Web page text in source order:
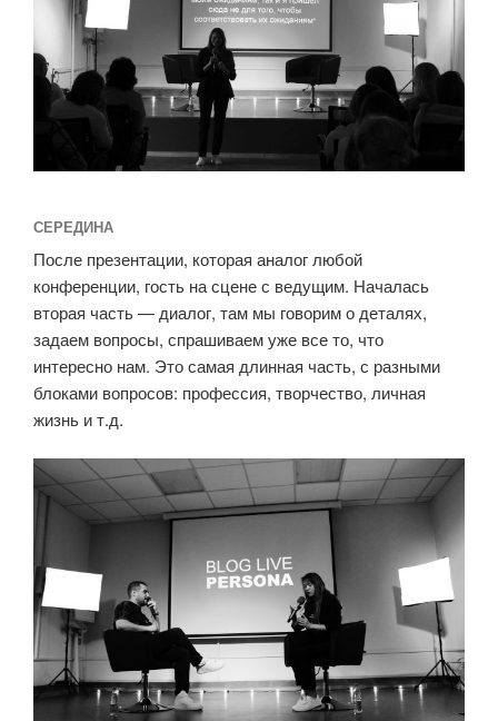
СЕРЕДИНА
После презентации, которая аналог любой
конференции, гость на сцене с ведущим. Началась
вторая часть — диалог, там мы говорим о деталях,
задаем вопросы, спрашиваем уже все то, что
интересно нам. Это самая длинная часть, с разными
блоками вопросов: профессия, творчество, личная
жизнь и т.д.